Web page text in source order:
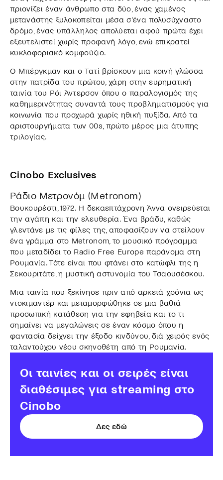
πριονίζει έναν άνθρωπο στα δύο, ένας χαμένος
μετανάστης ξυλοκοπείται μέσα σ'ένα πολυσύχναστο
δρόμο, ένας υπάλληλος απολύεται αφού πρώτα έχει
εξευτελιστεί χωρίς προφανή λόγο, ενώ επικρατεί
κυκλοφοριακό κομφούζιο.
Ο Μπέργκμαν και ο Τατί βρίσκουν μια κοινή γλώσσα
στην πατρίδα του πρώτου, χάρη στην ευρηματική
ταινία του Ρόι Άντερσον όπου ο παραλογισμός της
καθημερινότητας συναντά τους προβληματισμούς για
κοινωνία που προχωρά χωρίς ηθική πυξίδα. Από τα
αριστουργήματα των 00s, πρώτο μέρος μια άτυπης
τριλογίας.
Cinobo Exclusives
Ράδιο Μετρονόμ (Metronom)
Βουκουρέστι, 1972. Η δεκαεπτάχρονη Άννα ονειρεύεται
την αγάπη και την ελευθερία. Ένα βράδυ, καθώς
γλεντάνε με τις φίλες της, αποφασίζουν να στείλουν
ένα γράμμα στο Metronom, το μουσικό πρόγραμμα
που μεταδίδει το Radio Free Europe παράνομα στη
Ρουμανία. Τότε είναι που φτάνει στο κατώφλι της η
Σεκουριτάτε, η μυστική αστυνομία του Τσαουσέσκου.
Μια ταινία που ξεκίνησε πριν από αρκετά χρόνια ως
ντοκιμαντέρ και μεταμορφώθηκε σε μια βαθιά
προσωπική κατάθεση για την εφηβεία και το τι
σημαίνει να μεγαλώνεις σε έναν κόσμο όπου η
φαντασία δείχνει την έξοδο κινδύνου, διά χειρός ενός
ταλαντούχου νέου σκηνοθέτη από τη Ρουμανία.
Οι ταινίες και οι σειρές είναι
διαθέσιμες για streaming στο
Cinobo
Δες εδώ